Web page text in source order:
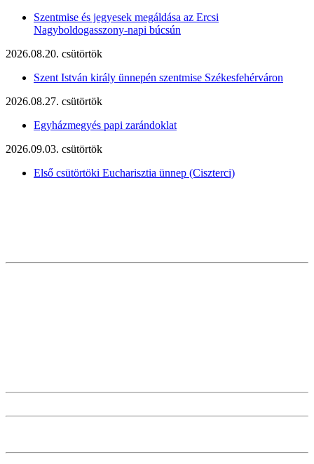
Szentmise és jegyesek megáldása az Ercsi
Nagyboldogasszony-napi búcsún
2026.08.20. csütörtök
Szent István király ünnepén szentmise Székesfehérváron
2026.08.27. csütörtök
Egyházmegyés papi zarándoklat
2026.09.03. csütörtök
Első csütörtöki Eucharisztia ünnep (Ciszterci)